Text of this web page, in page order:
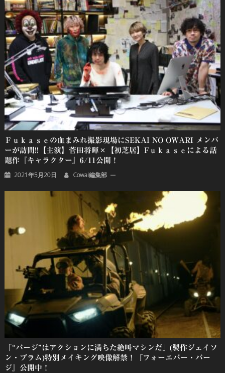
ョ
ン
Ｆｕｋａｓｅの血まみれ撮影現場にSEKAI NO OWARI メンバ
ーが訪問!!【主演】菅田将暉×【初芝居】Fｕｋａｓｅによる話
題作『キャラクター』6/11公開！
2021年5月20日 Cowai編集部
「“パージ”はアクションに満ちた絶叫マシンだ」(製作ジェイソ
ン・ブラム)特別メイキング映像解禁！『フォーエバー・パー
ジ』公開中！